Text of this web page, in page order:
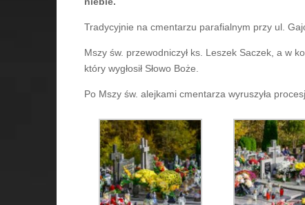
Tradycyjnie na cmentarzu parafialnym przy ul.
Mszy św. przewodniczył ks. Leszek Saczek, a w
który wygłosił Słowo Boże.
Po Mszy św. alejkami cmentarza wyruszyła